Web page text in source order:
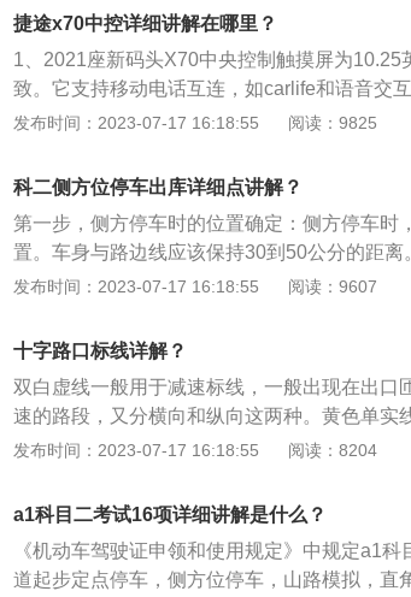
很可能是发动机排出的CO气体漏入车内，造
风口方向；根据冷空风下沉，热空风上升的原
口，向下打开出风口。空调整日常使用技巧:1
机过热，不仅会影响汽车的行驶，还会影响空
风速度和温度控制长期保持在最低。但当车速
置于低速档，避免发电和空调不足。3、空调
长时间不用，橡胶圈会老化，空调内部的润滑
各部件接受润滑油并保持良好状态，所以冬季
边线垂直时，方向盘向右打一圈；3.观察左后
后角，迅速回正方向盘，继续倒车；4.在倒车
轮压倒库口边线（虚线）时，向左打满方向盘
到车身和库位边线平行后停车，这里注意停车
点分别是车库的库口边线起点位，这里需将方
辆摆正进入车库。
捷途x70中控详细讲解在哪里？
1、2021座新码头X70中央控制触摸屏为10.25
致。它支持移动电话互连，如carlife和语音交
空调，打开或关闭窗户，直接喊“洁图”。另外
操作。但是，它具有虚拟图像功能，可以从任
每天的停车可用性非常高。3、2021新款
虑到科学技术和实用性，保留了温度和风量调
自动空调和PM25浓度监测。双区空调，按下
在新的2021型码头X70变速杆后面，有电子手
发布时间：2023-07-17 16:18:55 阅读：9825
科二侧方位停车出库详细点讲解？
第一步，侧方停车时的位置确定：侧方停车时
置。车身与路边线应该保持30到50公分的距
右侧线。保持直行，当左后视镜的下缘超过考
1，当听到语音提示后，打右转向灯。开始挂
用左侧后视镜的下沿去看前方的控制线，当他
车的右后轮与车库的前面的横线平齐的时候，
速倒车，观察左侧的后视镜。当看到车库最里
方向盘。3，继续保持慢速倒车，在左后轮即
巧：1，在出库时注意首先打左转向灯。踩离
擎盖右前角压到右侧路边线时候，再回正方
处与左侧路边线重合时，向右打一圈方向，让
发布时间：2023-07-17 16:18:55 阅读：9607
十字路口标线详解？
双白虚线一般用于减速标线，一般出现在出口
速的路段，又分横向和纵向这两种。黄色单实
时，用以分隔对向行驶的交通流，但是也代表
是画于路中，用以分隔对向行驶的交通流，黄
回转。而黄色虚线一侧在保证安全的情况下准
发布时间：2023-07-17 16:18:55 阅读：8204
a1科目二考试16项详细讲解是什么？
《机动车驾驶证申领和使用规定》中规定a1
道起步定点停车，侧方位停车，山路模拟，直